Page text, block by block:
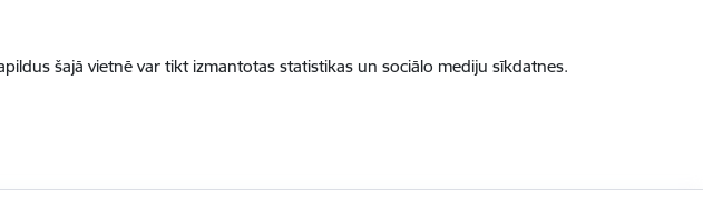
šajā vietnē var tikt izmantotas statistikas un sociālo mediju sīkdatnes.